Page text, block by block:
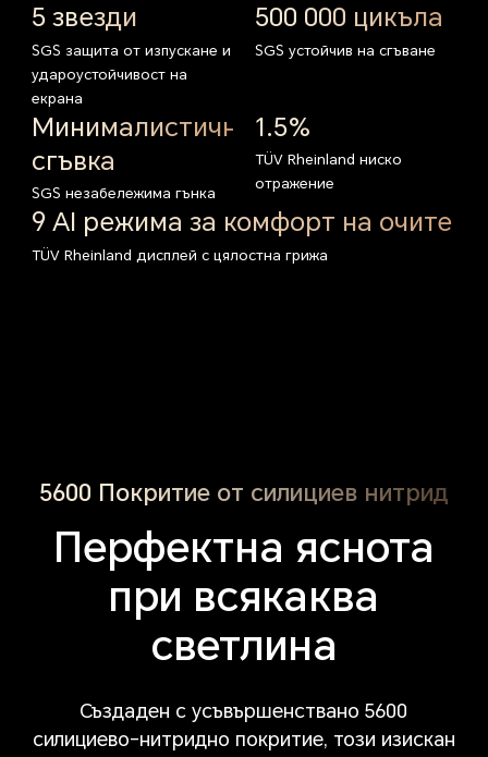
5 звезди
SGS защита от изпускане и
удароустойчивост на
екрана
500 000 цикъла
SGS устойчив на сгъване
Минималистична
сгъвка
SGS незабележима гънка
1.5%
TÜV Rheinland ниско
отражение
9 AI режима за комфорт на очите
TÜV Rheinland дисплейс цялостна грижа
5600 Покритие от силициев нитрид
Перфектна яснота
при всякаква
светлина
Създаден с усъвършенствано 5600
силициево-нитридно покритие, този изискан